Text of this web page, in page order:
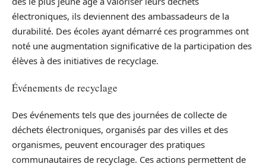
électroniques, ils deviennent des ambassadeurs de la
durabilité. Des écoles ayant démarré ces programmes ont
noté une augmentation significative de la participation des
élèves à des initiatives de recyclage.
Événements de recyclage
Des événements tels que des journées de collecte de
déchets électroniques, organisés par des villes et des
organismes, peuvent encourager des pratiques
communautaires de recyclage. Ces actions permettent de